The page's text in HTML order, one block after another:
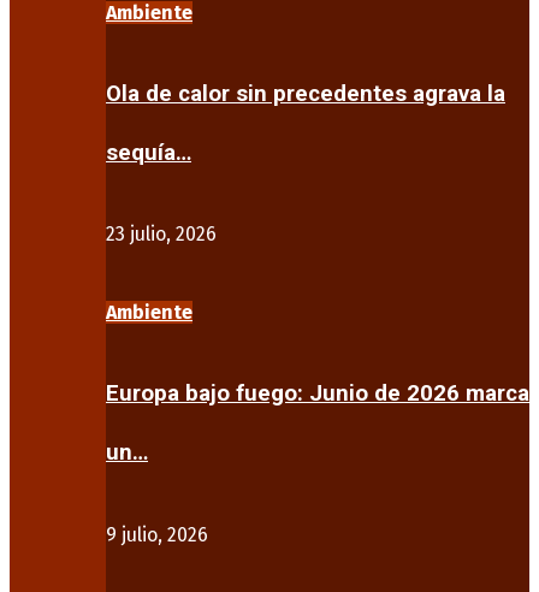
Ambiente
Ola de calor sin precedentes agrava la
sequía…
23 julio, 2026
Ambiente
Europa bajo fuego: Junio de 2026 marca
un…
9 julio, 2026